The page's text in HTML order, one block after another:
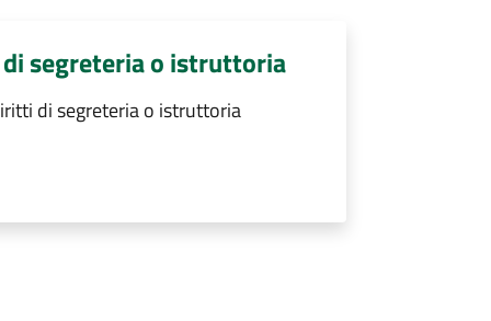
segreteria o istruttoria
di segreteria o istruttoria